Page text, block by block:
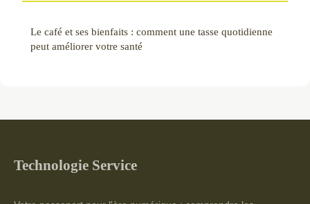
Le café et ses bienfaits : comment une tasse quotidienne
peut améliorer votre santé
Technologie Service